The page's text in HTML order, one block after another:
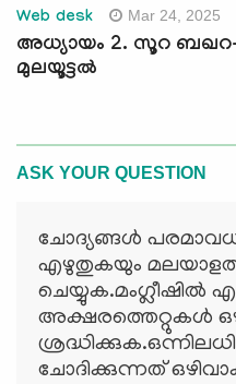
Web desk Mar 24, 2025
അധ്യായം 2. സൂറ ബഖറ-
മുലയൂട്ടല്‍
ASK YOUR QUESTION
ചോദ്യങ്ങള്‍
എഴുതുകയും
ചെയ്യുക.മംഗ്ലീഷില്‍
അക്ഷരത്തെറ്റുകള്‍
ചോദിക്കുന്നത്